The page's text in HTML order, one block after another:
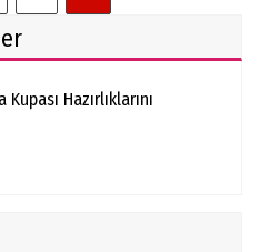
Hazırlıklarını